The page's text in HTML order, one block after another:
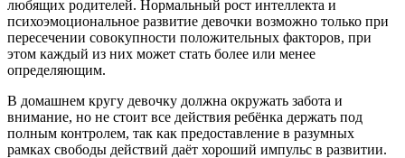
любящих родителей. Нормальный рост интеллекта и
психоэмоциональное развитие девочки возможно только при
пересечении совокупности положительных факторов, при
этом каждый из них может стать более или менее
определяющим.
В домашнем кругу девочку должна окружать забота и
внимание, но не стоит все действия ребёнка держать под
полным контролем, так как предоставление в разумных
рамках свободы действий даёт хороший импульс в развитии.